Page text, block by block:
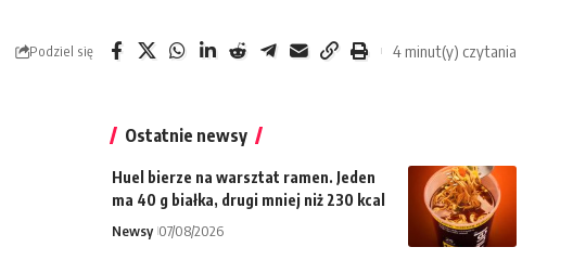
Podziel się 4 minut(y) czytania
Ostatnie newsy
Huel bierze na warsztat ramen. Jeden
ma 40 g białka, drugi mniej niż 230 kcal
Newsy 07/08/2026